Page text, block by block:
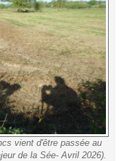
vient d'être passée au
de la Sée- Avril 2026).